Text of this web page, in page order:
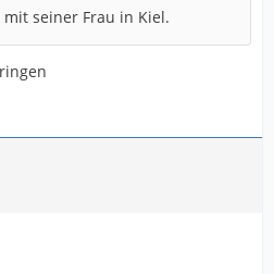
seiner Frau in Kiel.